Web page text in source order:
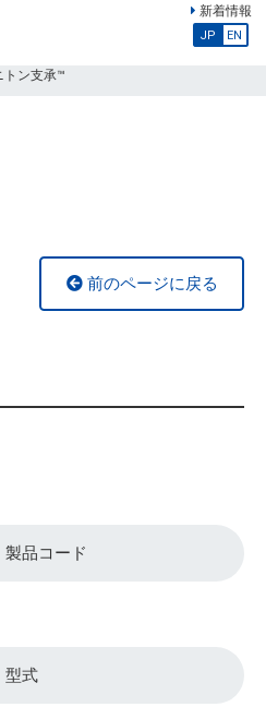
新着情報
JP EN
トン支承™
前のページに戻る
製品コード
型式